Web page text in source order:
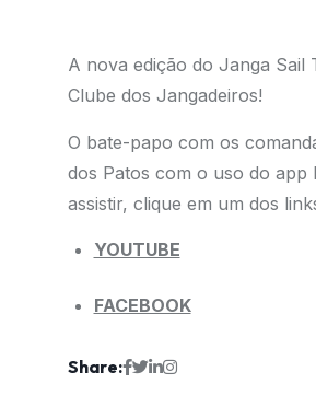
A nova edição do Janga Sail
Clube dos Jangadeiros!
O bate-papo com os
dos Patos com o uso do app
assistir, clique em um dos
YOUTUBE
FACEBOOK
Share: